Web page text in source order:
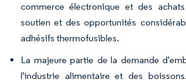
commerce électronique et des
soutien et des opportunités
adhésifs thermofusibles.
La majeure partie de la demande
l'industrie alimentaire et des